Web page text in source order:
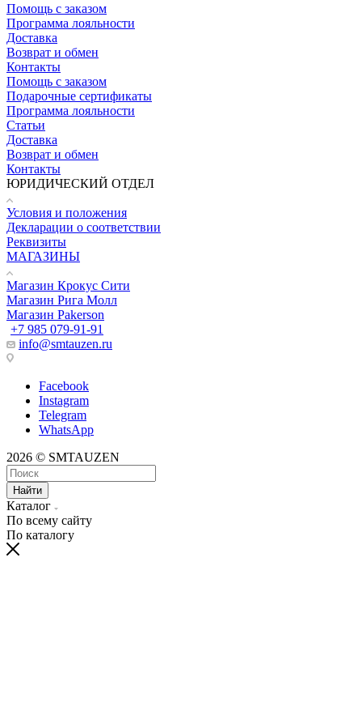
Помощь с заказом
Программа лояльности
Доставка
Возврат и обмен
Контакты
Помощь с заказом
Подарочные сертификаты
Программа лояльности
Статьи
Доставка
Возврат и обмен
Контакты
ЮРИДИЧЕСКИЙ ОТДЕЛ
Условия и положения
Декларации о соответствии
Реквизиты
МАГАЗИНЫ
Магазин Крокус Сити
Магазин Рига Молл
Магазин Pakerson
+7 985 079-91-91
info@smtauzen.ru
Facebook
Instagram
Telegram
WhatsApp
2026 © SMTAUZEN
Найти
Каталог
По всему сайту
По каталогу